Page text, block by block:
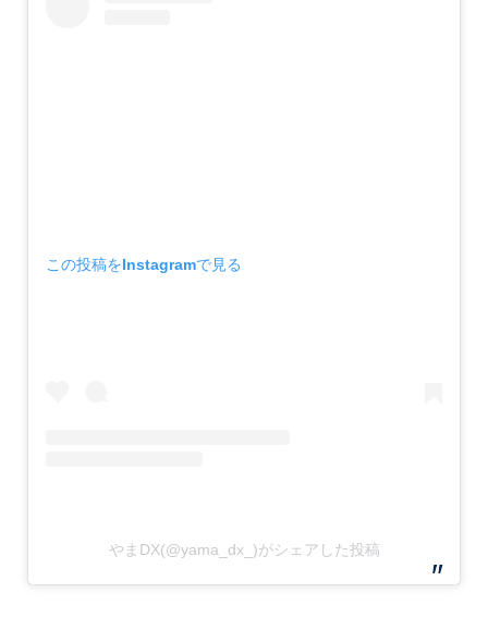
この投稿をInstagramで見る
やまDX(@yama_dx_)がシェアした投稿